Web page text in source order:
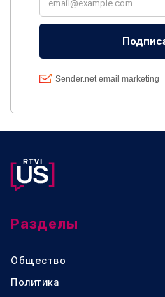
Разделы
Общество
Политика